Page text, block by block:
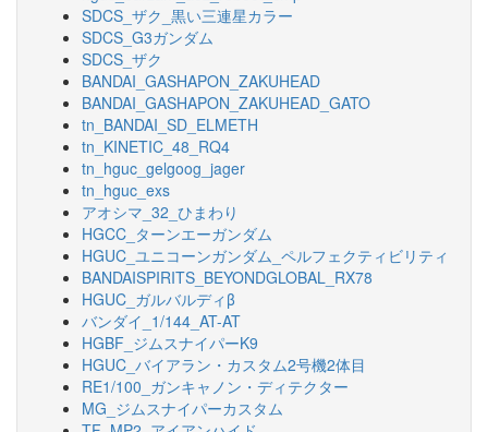
SDCS_ザク_黒い三連星カラー
SDCS_G3ガンダム
SDCS_ザク
BANDAI_GASHAPON_ZAKUHEAD
BANDAI_GASHAPON_ZAKUHEAD_GATO
tn_BANDAI_SD_ELMETH
tn_KINETIC_48_RQ4
tn_hguc_gelgoog_jager
tn_hguc_exs
アオシマ_32_ひまわり
HGCC_ターンエーガンダム
HGUC_ユニコーンガンダム_ペルフェクティビリティ
BANDAISPIRITS_BEYONDGLOBAL_RX78
HGUC_ガルバルディβ
バンダイ_1/144_AT-AT
HGBF_ジムスナイパーK9
HGUC_バイアラン・カスタム2号機2体目
RE1/100_ガンキャノン・ディテクター
MG_ジムスナイパーカスタム